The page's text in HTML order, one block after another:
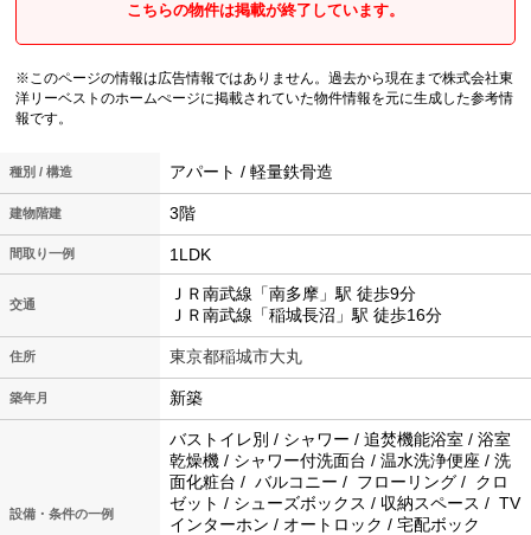
こちらの物件は掲載が終了しています。
※このページの情報は広告情報ではありません。過去から現在まで株式会社東
洋リーベストのホームぺージに掲載されていた物件情報を元に生成した参考情
報です。
種別 / 構造 アパート / 軽量鉄骨造
建物階建 3階
間取り一例 1LDK
交通
ＪＲ南武線「南多摩」駅 徒歩9分
ＪＲ南武線「稲城長沼」駅 徒歩16分
住所 東京都稲城市大丸
築年月 新築
設備・条件の一例
バストイレ別 / シャワー / 追焚機能浴室 / 浴室
乾燥機 / シャワー付洗面台 / 温水洗浄便座 / 洗
面化粧台 / バルコニー / フローリング / クロ
ゼット / シューズボックス / 収納スペース / TV
インターホン / オートロック / 宅配ボック